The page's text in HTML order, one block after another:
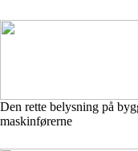
Den rette belysning på
maskinførerne